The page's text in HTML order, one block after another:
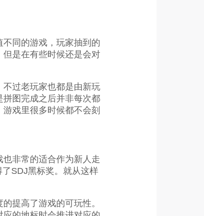
同的游戏，玩家抽到的
是在有些时候还是会对
过老玩家也都是由新玩
图完成之后并非每次都
戏里很多时候都不会刻
非常的适合作为新人走
SDJ黑标奖。就从这样
提高了游戏的可玩性。